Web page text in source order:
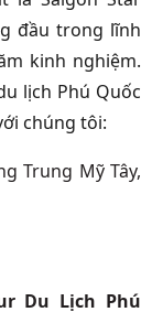
đầu trong lĩnh
kinh nghiệm.
lịch Phú Quốc
chúng tôi:
Trung Mỹ Tây,
Du Lịch Phú